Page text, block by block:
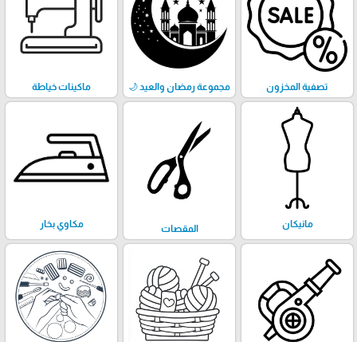
تصفية المخزون مجموعة رمضان والعيد 🌙 ماكينات خياطة
مانيكان المقصات مكاوي بخار